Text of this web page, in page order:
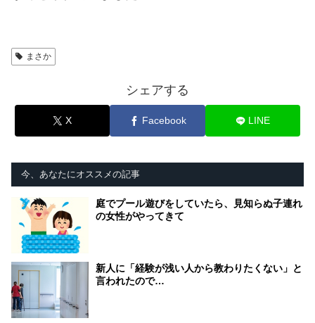
まさか
シェアする
X Facebook LINE
今、あなたにオススメの記事
庭でプール遊びをしていたら、見知らぬ子連れ
の女性がやってきて
新人に「経験が浅い人から教わりたくない」と
言われたので…